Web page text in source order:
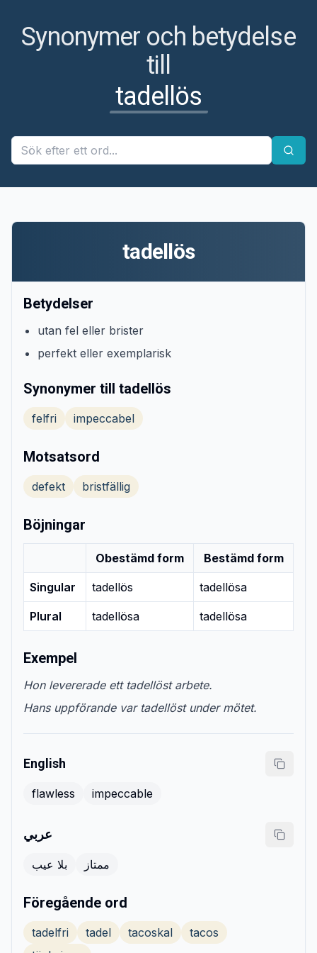
Synonymer och betydelse
till
tadellös
tadellös
Betydelser
utan fel eller brister
perfekt eller exemplarisk
Synonymer till tadellös
felfri impeccabel
Motsatsord
defekt bristfällig
Böjningar
Obestämd form Bestämd form
Singular tadellös tadellösa
Plural tadellösa tadellösa
Exempel
Hon levererade ett tadellöst arbete.
Hans uppförande var tadellöst under mötet.
English
flawless impeccable
عربي
بلا عيب ممتاز
Föregående ord
tadelfri tadel tacoskal
tacos